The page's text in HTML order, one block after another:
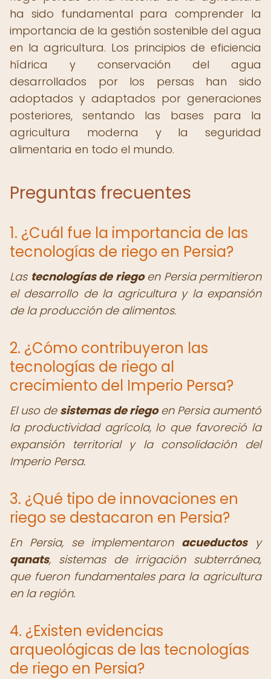
ha sido fundamental para comprender la
importancia de la gestión sostenible del agua
en la agricultura. Los principios de eficiencia
hídrica y conservación del agua
desarrollados por los persas han sido
adoptados y adaptados por generaciones
posteriores, sentando las bases para la
agricultura moderna y la seguridad
alimentaria en todo el mundo.
Preguntas frecuentes
1. ¿Cuál fue la importancia de las
tecnologías de riego en Persia?
Las tecnologías de riegoen Persia permitieron
el desarrollo de la agricultura y la expansión
de la producción de alimentos.
2. ¿Cómo contribuyeron las
tecnologías de riego al
crecimiento del Imperio Persa?
El uso de sistemas de riegoen Persia aumentó
la productividad agrícola, lo que favoreció la
expansión territorial y la consolidación del
Imperio Persa.
3. ¿Qué tipo de innovaciones en
riego se destacaron en Persia?
En Persia, se implementaron acueductosy
qanats, sistemas de irrigación subterránea,
que fueron fundamentales para la agricultura
en la región.
4. ¿Existen evidencias
arqueológicas de las tecnologías
de riego en Persia?